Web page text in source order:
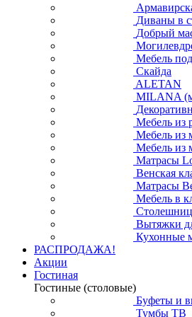
Диваны в
Добрый
Мебель
Скайда
ALETAN
MILANA
Мебель из
Мебель из
Мебель из
Матрасы
Венская
Матрасы
Мебель в
Вытяжки
Кухонные
РАСПРОДАЖА!
Акции
Гостиная
Гостиные (столовые)
Буфеты и
Тумбы ТВ